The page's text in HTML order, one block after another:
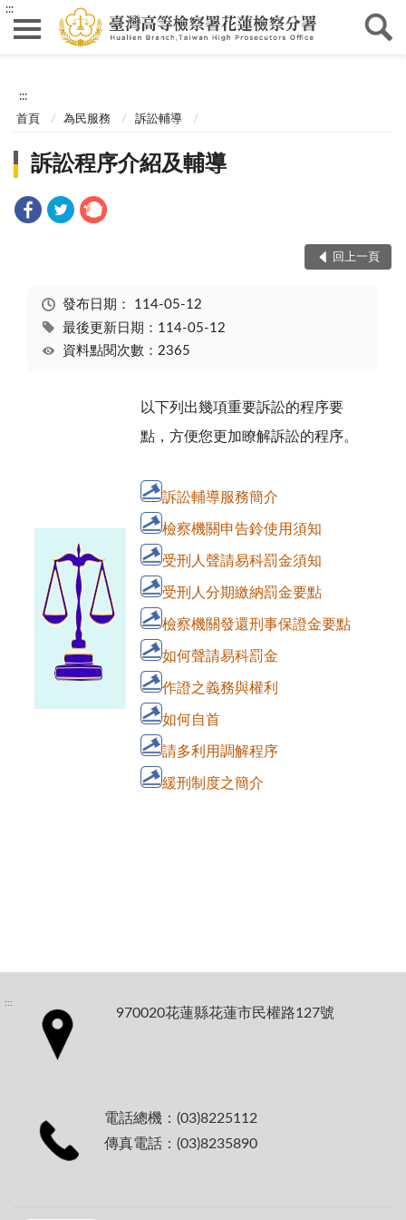
:::
:::
首頁 為民服務 訴訟輔導
訴訟程序介紹及輔導
回上一頁
發布日期： 114-05-12
最後更新日期：114-05-12
資料點閱次數：2365
以下列出幾項重要訴訟的程序要
點，方便您更加瞭解訴訟的程序。
訴訟輔導服務簡介
檢察機關申告鈴使用須知
受刑人聲請易科罰金須知
受刑人分期繳納罰金要點
檢察機關發還刑事保證金要點
如何聲請易科罰金
作證之義務與權利
如何自首
請多利用調解程序
緩刑制度之簡介
:::
970020花蓮縣花蓮市民權路127號
電話總機：(03)8225112
傳真電話：(03)8235890